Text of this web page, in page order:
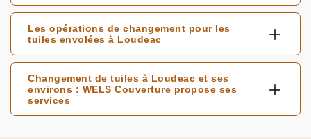
Les opérations de changement pour les
tuiles envolées à Loudeac
Changement de tuiles à Loudeac et ses
environs : WELS Couverture propose ses
services